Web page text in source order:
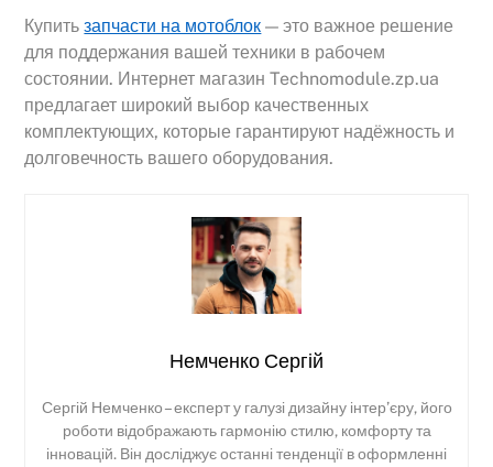
Купитьзапчасти на мотоблок — это важное решение
для поддержания вашей техники в рабочем
состоянии. Интернет магазин Technomodule.zp.ua
предлагает широкий выбор качественных
комплектующих, которые гарантируют надёжность и
долговечность вашего оборудования.
Немченко Сергій
Сергій Немченко – експерт у галузі дизайну інтер’єру, його
роботи відображають гармонію стилю, комфорту та
інновацій. Він досліджує останні тенденції в оформленні